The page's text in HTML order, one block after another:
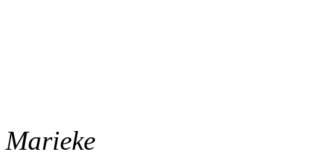
Marieke